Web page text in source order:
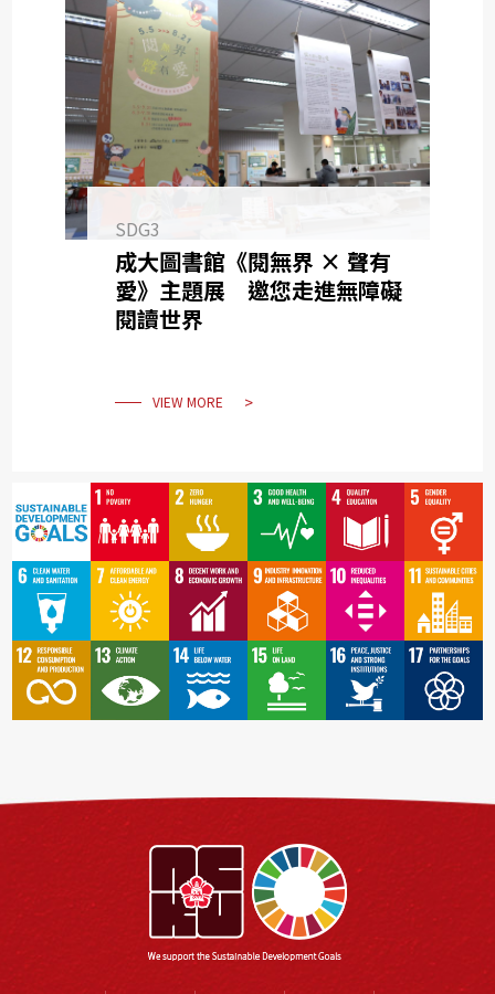
SDG3
成大圖書館《閱無界 × 聲有
愛》主題展 邀您走進無障礙
閱讀世界
VIEW MORE